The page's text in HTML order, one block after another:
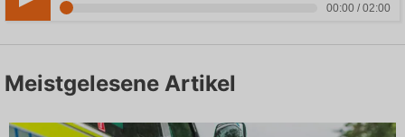
00:00 / 02:00
Meistgelesene Artikel